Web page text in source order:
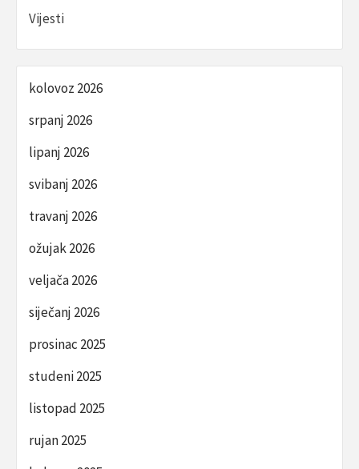
Vijesti
kolovoz 2026
srpanj 2026
lipanj 2026
svibanj 2026
travanj 2026
ožujak 2026
veljača 2026
siječanj 2026
prosinac 2025
studeni 2025
listopad 2025
rujan 2025